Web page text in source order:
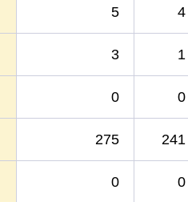
5 4
3 1
0 0
275 241
0 0